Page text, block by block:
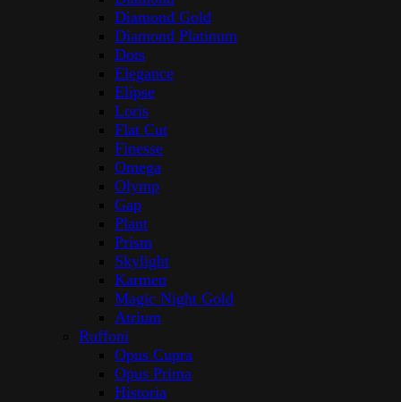
Diamond Gold
Diamond Platinum
Dots
Elegance
Elipse
Loris
Flat Cut
Finesse
Omega
Olymp
Gap
Plant
Prism
Skylight
Karmen
Magic Night Gold
Atrium
Ruffoni
Opus Cupra
Opus Prima
Historia